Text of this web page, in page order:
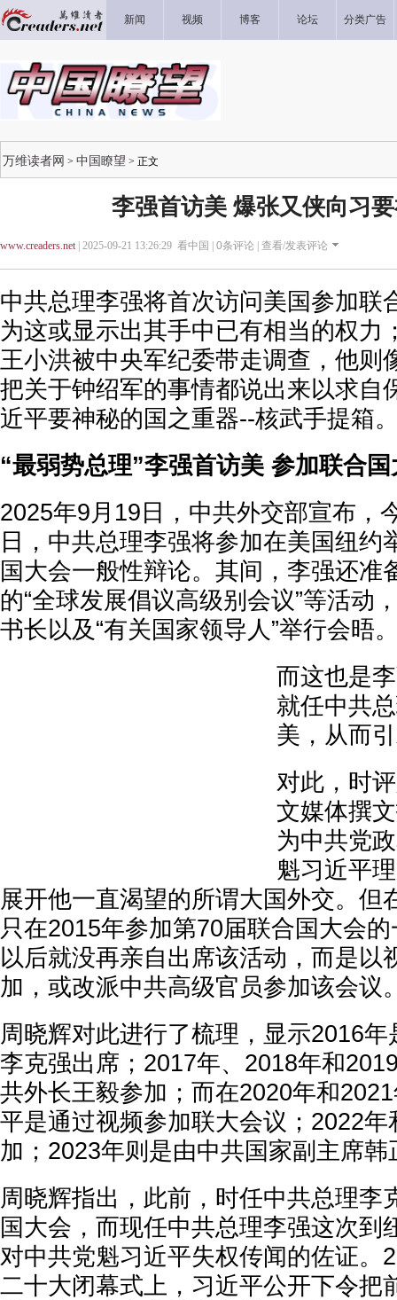
新闻 视频 博客 论坛 分类广告
万维读者网 > 中国瞭望 > 正文
李强首访美 爆张又侠向习
www.creaders.net| 2025-09-21 13:26:29 看中国 | 0条评论 | 查看/发表评论
中共总理李强将首次访问美国参加联
为这或显示出其手中已有相当的权力
王小洪被中央军纪委带走调查，他则
把关于钟绍军的事情都说出来以求自
近平要神秘的国之重器--核武手提箱
“最弱势总理”李强首访美 参加联合国
2025年9月19日，中共外交部宣布，
日，中共总理李强将参加在美国纽约
国大会一般性辩论。其间，李强还准
的“全球发展倡议高级别会议”等活动
书长以及“有关国家领导人”举行会晤
而这也是
就任中共
美，从而
对此，时
文媒体撰
为中共党
魁习近平
展开他一直渴望的所谓大国外交。但
只在2015年参加第70届联合国大会
以后就没再亲自出席该活动，而是以
加，或改派中共高级官员参加该会议
周晓辉对此进行了梳理，显示2016
李克强出席；2017年、2018年和
共外长王毅参加；而在2020年和
平是通过视频参加联大会议；2022
加；2023年则是由中共国家副主席韩
周晓辉指出，此前，时任中共总理李
国大会，而现任中共总理李强这次到
对中共党魁习近平失权传闻的佐证。
二十大闭幕式上，习近平公开下令把